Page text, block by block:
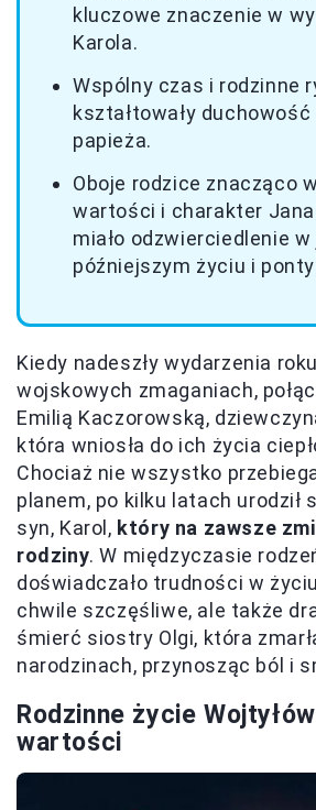
kluczowe znaczenie w
Karola.
Wspólny czas i rodzinne
kształtowały duchowość
papieża.
Oboje rodzice znacząco
wartości i charakter Jana
miało odzwierciedlenie w
późniejszym życiu i
Kiedy nadeszły wydarzenia
wojskowych zmaganiach,
Emilią Kaczorowską,
która wniosła do ich życia
Chociaż nie wszystko
planem, po kilku latach urodził
syn, Karol, który na zawsze
rodziny. W międzyczasie
doświadczało trudności w
chwile szczęśliwe, ale także
śmierć siostry Olgi, która
narodzinach, przynosząc ból i
Rodzinne życie
wartości